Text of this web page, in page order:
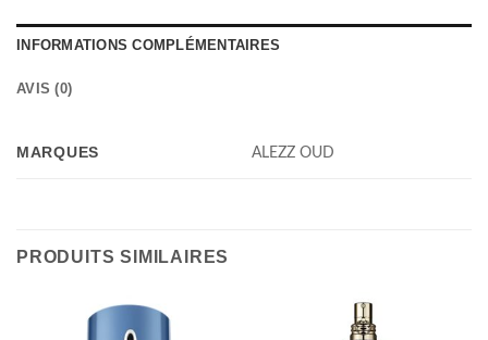
INFORMATIONS COMPLÉMENTAIRES
AVIS (0)
MARQUES ALEZZ OUD
PRODUITS SIMILAIRES